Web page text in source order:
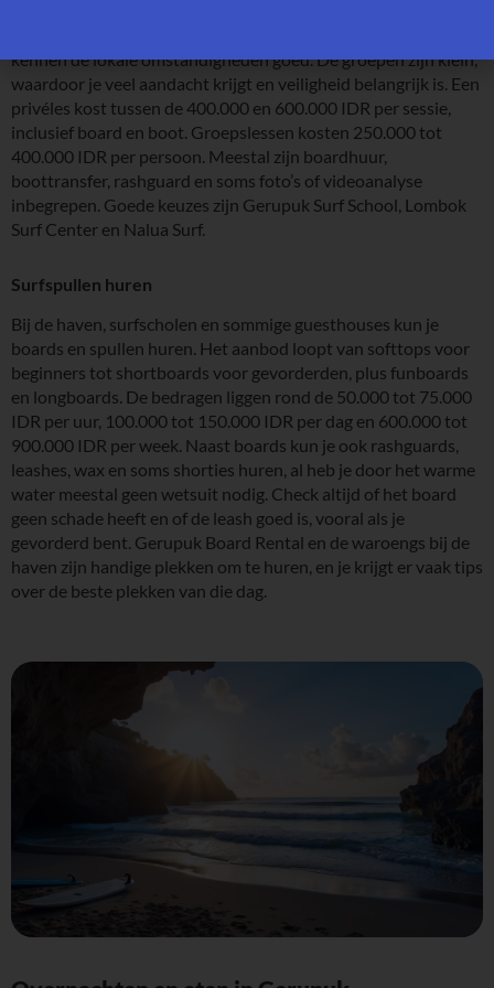
kennen de lokale omstandigheden goed. De groepen zijn klein,
waardoor je veel aandacht krijgt en veiligheid belangrijk is. Een
privéles kost tussen de 400.000 en 600.000 IDR per sessie,
inclusief board en boot. Groepslessen kosten 250.000 tot
400.000 IDR per persoon. Meestal zijn boardhuur,
boottransfer, rashguard en soms foto’s of videoanalyse
inbegrepen. Goede keuzes zijn Gerupuk Surf School, Lombok
Surf Center en Nalua Surf.
Surfspullen huren
Bij de haven, surfscholen en sommige guesthouses kun je
boards en spullen huren. Het aanbod loopt van softtops voor
beginners tot shortboards voor gevorderden, plus funboards
en longboards. De bedragen liggen rond de 50.000 tot 75.000
IDR per uur, 100.000 tot 150.000 IDR per dag en 600.000 tot
900.000 IDR per week. Naast boards kun je ook rashguards,
leashes, wax en soms shorties huren, al heb je door het warme
water meestal geen wetsuit nodig. Check altijd of het board
geen schade heeft en of de leash goed is, vooral als je
gevorderd bent. Gerupuk Board Rental en de waroengs bij de
haven zijn handige plekken om te huren, en je krijgt er vaak tips
over de beste plekken van die dag.